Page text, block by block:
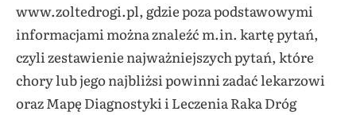
www.zoltedrogi.pl, gdzie poza podstawowymi
informacjami można znaleźć m.in. kartę pytań,
czyli zestawienie najważniejszych pytań, które
chory lub jego najbliżsi powinni zadać lekarzowi
oraz Mapę Diagnostyki i Leczenia Raka Dróg